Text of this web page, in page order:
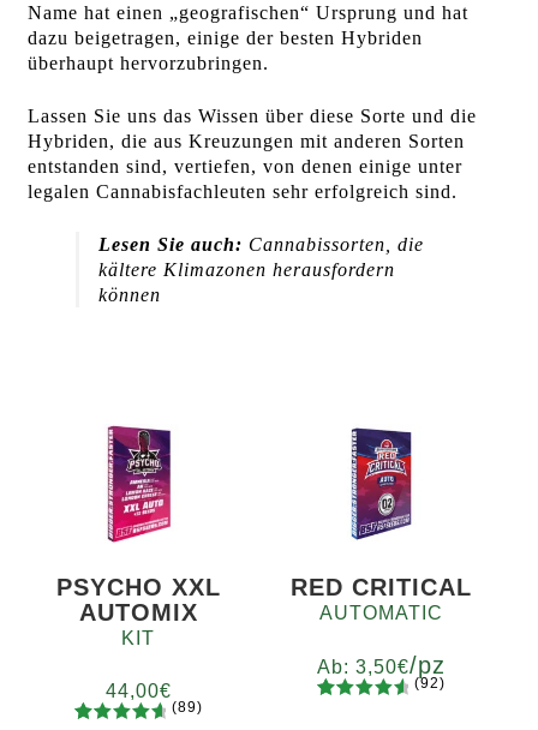
Name hat einen „geografischen“ Ursprung und hat
dazu beigetragen, einige der besten Hybriden
überhaupt hervorzubringen.
Lassen Sie uns das Wissen über diese Sorte und die
Hybriden, die aus Kreuzungen mit anderen Sorten
entstanden sind, vertiefen, von denen einige unter
legalen Cannabisfachleuten sehr erfolgreich sind.
Lesen Sie auch: Cannabissorten, die
kältere Klimazonen herausfordern
können
PSYCHO XXL
AUTOMIX
KIT
44,00€
(89)
RED CRITICAL
AUTOMATIC
Ab: 3,50€/pz
(92)